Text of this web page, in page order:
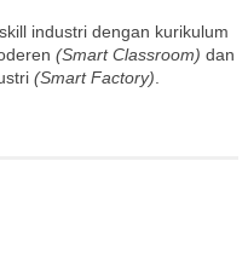
industri dengan kurikulum
(Smart Classroom) dan
(Smart Factory)